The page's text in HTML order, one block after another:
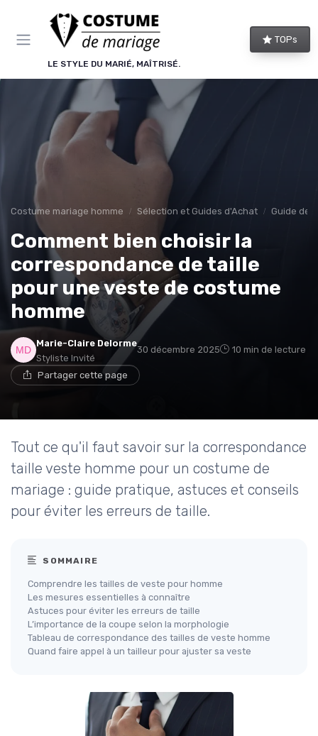
LE STYLE DU MARIÉ, MAÎTRISÉ.
TOPs
Costume mariage homme Sélection et Guides d'Achat Guide des
Comment bien choisir la
correspondance de taille
pour une veste de costume
homme
Marie-Claire Delorme
Styliste Invité
30 décembre 2025 10 min de lecture
Partager cette page
Tout ce qu'il faut savoir sur la correspondance
taille veste homme pour un costume de
mariage : guide pratique, astuces et conseils
pour éviter les erreurs de taille.
SOMMAIRE
Comprendre les tailles de veste pour homme
Les mesures essentielles à connaître
Astuces pour éviter les erreurs de taille
L’importance de la coupe selon la morphologie
Tableau de correspondance des tailles de veste homme
Quand faire appel à un tailleur pour ajuster sa veste